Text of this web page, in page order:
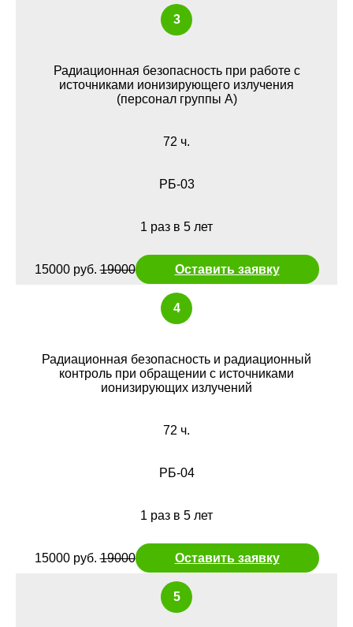
3
Радиационная безопасность при работе с
источниками ионизирующего излучения
(персонал группы А)
72 ч.
РБ-03
1 раз в 5 лет
15000 руб.19000 Оставить заявку
4
Радиационная безопасность и радиационный
контроль при обращении с источниками
ионизирующих излучений
72 ч.
РБ-04
1 раз в 5 лет
15000 руб.19000 Оставить заявку
5